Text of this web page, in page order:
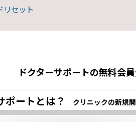
リセット
ドクターサポートの無料会
ポートとは？ クリニックの新規